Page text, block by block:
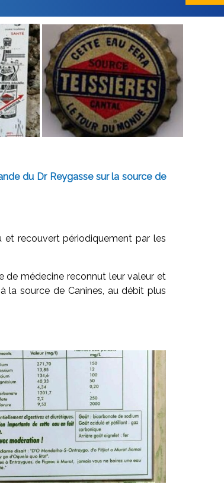
du Dr Reygasse sur la source de
et recouvert périodiquement par les
de médecine reconnut leur valeur et
la source de Canines, au débit plus